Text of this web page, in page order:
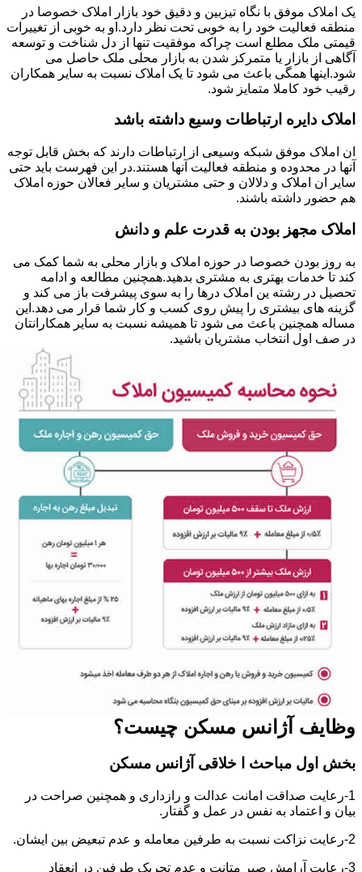
یک املاک موفق با نگاه تیزبین و دقیق خود بازار املاک خصوصا در
منطقه فعالیت خود را به خوبی تحت نظر دارد.او به خوبی از تغییرات
قیمتی ملک مطلع است چراکه موفقیت تنها از دل شناخت و توسعه
آگاهی از بازار یا متمرکز شدن به بازار محلی ملک حاصل می
شود.اینها همگی باعث می شود تا یک املاک نسبت به سایر همکاران
رقیب خود کاملا متمایز شود.
املاک دایره ارتباطات وسیع داشته باشد
ان املاک موفق شبکه وسیعی از ارتباطات دارند که بخش قابل توجه
آنها در محدوده و منطقه فعالیت آنها هستند.در این فهرست باید حتی
سایر ان املاک و دلالان و حتی مشتریان و سایر فعالان حوزه املاک
هم حضور داشته باشند.
املاک مجهز بودن به قدرت علم و دانش
به روز بودن خصوصا در حوزه املاک و بازار محلی به شما کمک می
کند تا خدمات بهتری به مشتری بدهید.همچنین مطالعه و ادامه
تحصیل در رشته ین املاک درها را به سوی پیشرفت باز می کند و
گزینه های بیشتری را پیش روی کسب و کار شما قرار می دهد.این
مساله همچنین باعث می شود تا همیشه نسبت به سایر همکارانتان
در صف اول انتخاب مشتریان باشید.
وظایف آژانس مسکن چیست؟
بخش اول مباحث ا خلاقی آژانس مسکن
1-رعایت صداقت امانت عدالت و رازداری و همچنین صراحت در
بیان و اعتماد به نفس در عمل و گفتار.
2-رعایت نزاکت نسبت به طرفین معامله و عدم تبعیض بین ایشان.
3-رعایت آرامش صبر متانت و عدم تحریک طرفین در انعقاد